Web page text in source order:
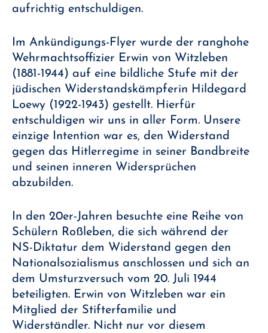
aufrichtig entschuldigen.
Im Ankündigungs-Flyer wurde der ranghohe
Wehrmachtsoffizier Erwin von Witzleben
(1881-1944) auf eine bildliche Stufe mit der
jüdischen Widerstandskämpferin Hildegard
Loewy (1922-1943) gestellt. Hierfür
entschuldigen wir uns in aller Form. Unsere
einzige Intention war es, den Widerstand
gegen das Hitlerregime in seiner Bandbreite
und seinen inneren Widersprüchen
abzubilden.
In den 20er-Jahren besuchte eine Reihe von
Schülern Roßleben, die sich während der
NS-Diktatur dem Widerstand gegen den
Nationalsozialismus anschlossen und sich an
dem Umsturzversuch vom 20. Juli 1944
beteiligten. Erwin von Witzleben war ein
Mitglied der Stifterfamilie und
Widerständler. Nicht nur vor diesem